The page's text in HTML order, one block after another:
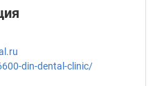
din-dental-clinic/